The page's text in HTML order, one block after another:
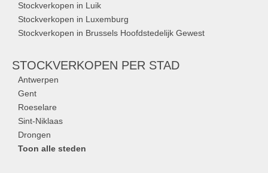
Stockverkopen in Luik
Stockverkopen in Luxemburg
Stockverkopen in Brussels Hoofdstedelijk Gewest
STOCKVERKOPEN PER STAD
Antwerpen
Gent
Roeselare
Sint-Niklaas
Drongen
Toon alle steden